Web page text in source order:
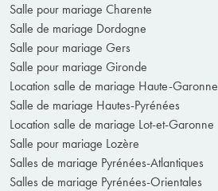
Salle pour mariage Charente
Salle de mariage Dordogne
Salle pour mariage Gers
Salle pour mariage Gironde
Location salle de mariage Haute-Garonne
Salle de mariage Hautes-Pyrénées
Location salle de mariage Lot-et-Garonne
Salle pour mariage Lozère
Salles de mariage Pyrénées-Atlantiques
Salles de mariage Pyrénées-Orientales